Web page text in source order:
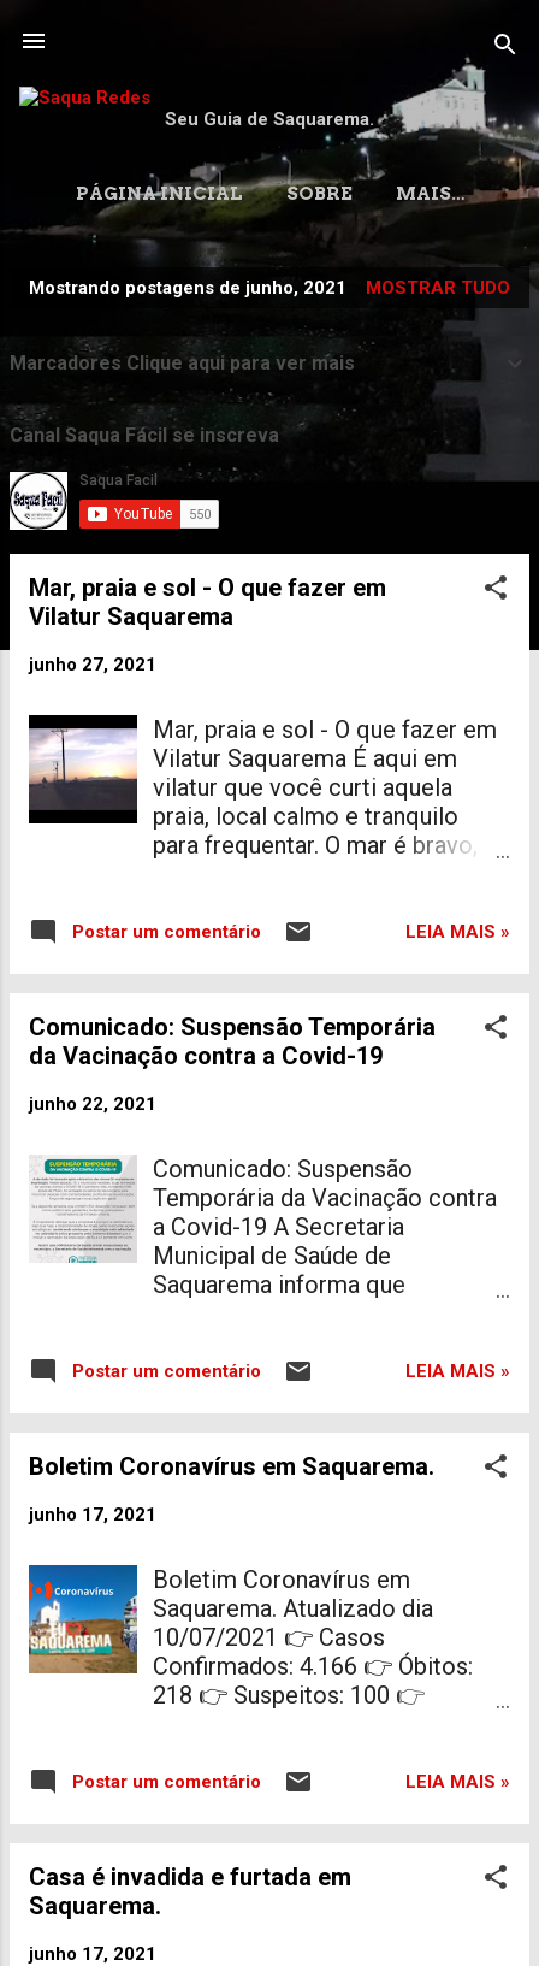
Seu Guia de Saquarema.
PÁGINA INICIAL SOBRE MAIS…
s
t
a
g
e
n
s
Mostrando postagens de junho, 2021 MOSTRAR TUDO
Marcadores Clique aqui para ver mais
Canal Saqua Fácil se inscreva
Mar, praia e sol - O que fazer em
Vilatur Saquarema
junho 27, 2021
Mar, praia e sol - O que fazer em
Vilatur Saquarema É aqui em
vilatur que você curti aquela
praia, local calmo e tranquilo
para frequentar. O mar é bravo,
em vilatur , que tem lagoa,
tem estacionamento amplo, sem
problemas de engarrafamentos
de carros como em Saquarema
Mais informações sobre Vilatur
Postar um comentário LEIA MAIS »
Comunicado: Suspensão Temporária
da Vacinação contra a Covid-19
junho 22, 2021
Comunicado: Suspensão
Temporária da Vacinação contra
a Covid-19 A Secretaria
Municipal de Saúde de
Saquarema informa que
Covid-19 no município. A decisão
doses D1 enviadas ao município.
Nesse sábado, 19, o município
recebeu duas remessas de
vacinas contra a COVID-19 . O
doses de Pfizer, foi utilizado no
decorrer da semana para
imunizar pessoas com
comorbidades , profissionais da
educação, forças de segurança e
população em geral. Já a
350 doses de Coronavac , tem
lactantes, puérperas e
trabalhadores da limpeza urbana.
É importante reforçar que a
proposta é cumprir o calendário
e, logo que haja, a disponibilidade
Postar um comentário LEIA MAIS »
Boletim Coronavírus em Saquarema.
junho 17, 2021
Boletim Coronavírus em
Saquarema. Atualizado dia
10/07/2021 👉 Casos
Confirmados: 4.166 👉 Óbitos:
218 👉 Suspeitos: 100 👉
http://coronavirus.saquarema.rj.g
Postar um comentário LEIA MAIS »
Casa é invadida e furtada em
Saquarema.
junho 17, 2021